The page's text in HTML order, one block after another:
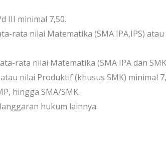
III minimal 7,50.
rata nilai Matematika (SMA IPA,IPS)
rata nilai Matematika (SMA IPA dan
nilai Produktif (khusus SMK) minimal
hingga SMA/SMK.
hukum lainnya.